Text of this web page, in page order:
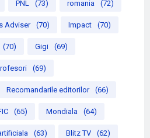
PNL (73) romania (72)
Adviser (70) Impact (70)
(70) Gigi (69)
(69)
Recomandarile editorilor (66)
(65) Mondiala (64)
(63) Blitz TV (62)